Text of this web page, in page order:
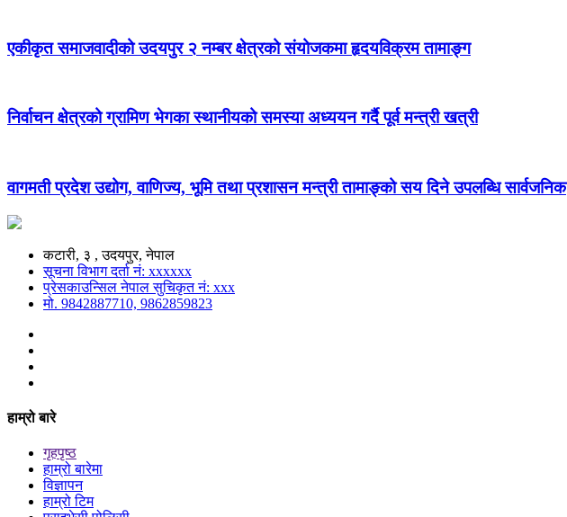
एकीकृत समाजवादीको उदयपुर २ नम्बर क्षेत्रको संयोजकमा हृदयविक्रम तामाङ्ग
निर्वाचन क्षेत्रको ग्रामिण भेगका स्थानीयको समस्या अध्ययन गर्दै पूर्व मन्त्री खत्री
वागमती प्रदेश उद्योग, वाणिज्य, भूमि तथा प्रशासन मन्त्री तामाङ्को सय दिने उपलब्धि सार्वजनिक
कटारी, ३ , उदयपुर, नेपाल
सूचना विभाग दर्ता नं: xxxxxx
प्रेसकाउन्सिल नेपाल सुचिकृत नं: xxx
मो. 9842887710, 9862859823
हाम्रो बारे
गृहपृष्ठ
हाम्रो बारेमा
विज्ञापन
हाम्रो टिम